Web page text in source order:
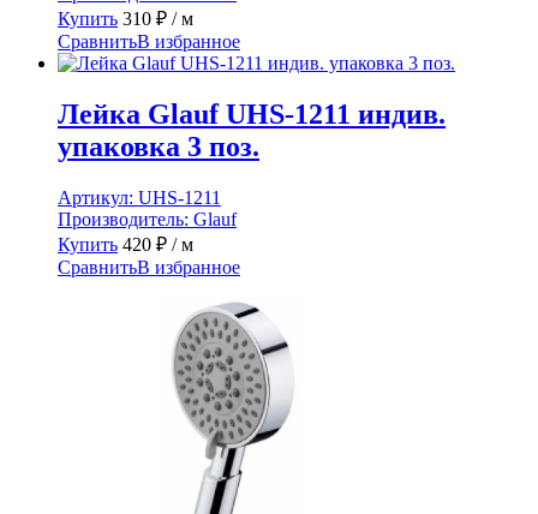
Купить 310 ₽ / м
СравнитьВ избранное
Лейка Glauf UHS-1211 индив.
упаковка 3 поз.
Артикул: UHS-1211
Производитель: Glauf
Купить 420 ₽ / м
СравнитьВ избранное